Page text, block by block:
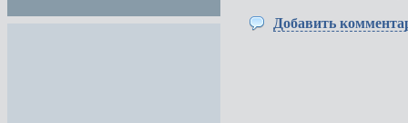
Добавить